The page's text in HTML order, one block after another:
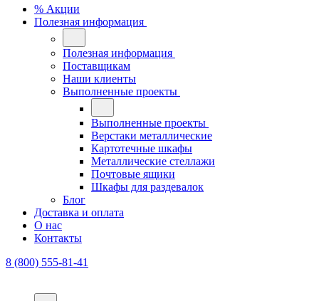
% Акции
Полезная информация
Полезная информация
Поставщикам
Наши клиенты
Выполненные проекты
Выполненные проекты
Верстаки металлические
Картотечные шкафы
Металлические стеллажи
Почтовые ящики
Шкафы для раздевалок
Блог
Доставка и оплата
О нас
Контакты
8 (800) 555-81-41